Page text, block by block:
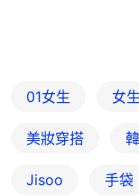
01女生 女
美妝穿搭
Jisoo 手袋